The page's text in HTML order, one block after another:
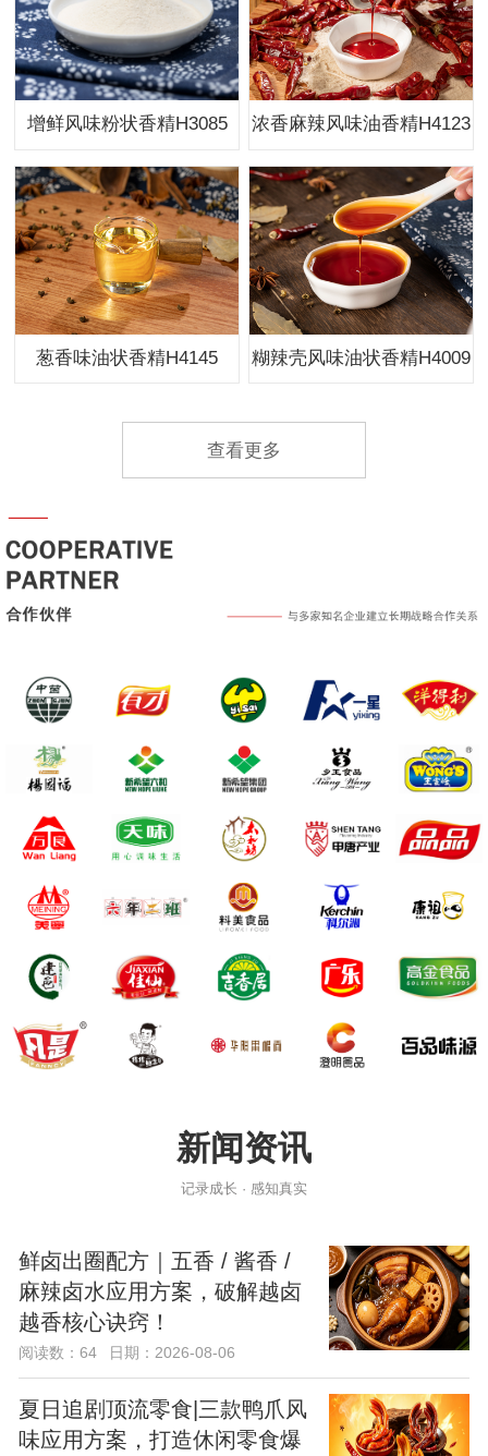
增鲜风味粉状香精H3085 浓香麻辣风味油香精H4123
葱香味油状香精H4145 糊辣壳风味油状香精H4009
查看更多
新闻资讯
记录成长 · 感知真实
鲜卤出圈配方｜五香 / 酱香 /
麻辣卤水应用方案，破解越卤
越香核心诀窍！
阅读数：64 日期：2026-08-06
夏日追剧顶流零食|三款鸭爪风
味应用方案，打造休闲零食爆